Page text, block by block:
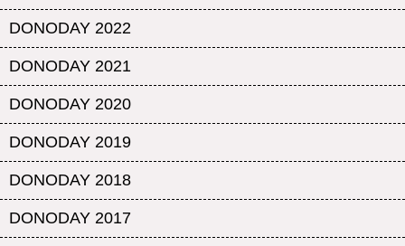
DONODAY 2022
DONODAY 2021
DONODAY 2020
DONODAY 2019
DONODAY 2018
DONODAY 2017